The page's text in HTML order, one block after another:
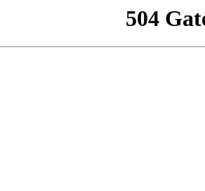
504